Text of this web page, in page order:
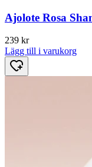
Ajolote Rosa
239 kr
Lägg till i varukorg